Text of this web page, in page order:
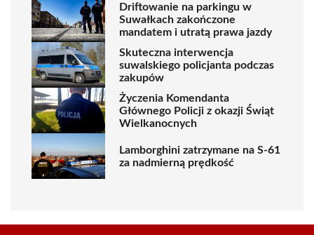
Driftowanie na parkingu w
Suwałkach zakończone
mandatem i utratą prawa jazdy
Skuteczna interwencja
suwalskiego policjanta podczas
zakupów
Życzenia Komendanta
Głównego Policji z okazji Świąt
Wielkanocnych
Lamborghini zatrzymane na S-61
za nadmierną prędkość